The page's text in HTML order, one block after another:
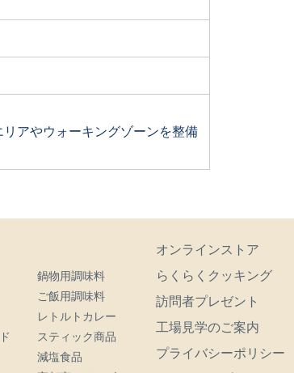
アやウォーキングゾーンを整備
鍋物用調味料
ご飯用調味料
レトルトカレー
スティック商品
減塩食品
オンラインストア
らくらくクッキング
訪問者プレゼント
工場見学のご案内
プライバシーポリシー